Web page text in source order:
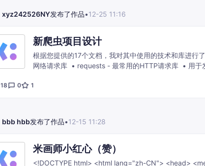
xyz242526NY发布了作品•12-25 11:16
新爬虫项目设计
根据您提供的17个文档，我对其中使用的技术和库进
网络请求库 • requests - 最常用的HTTP请求库 • 用于发送GET/POST请求 • 处理响应状态码
18 0 1
bbb hbb发布了作品•12-15 11:28
米画师小红心（赞）
<!DOCTYPE html> <html lang="zh-CN"> <head> <meta charset="UTF-8"> <title>获取小红